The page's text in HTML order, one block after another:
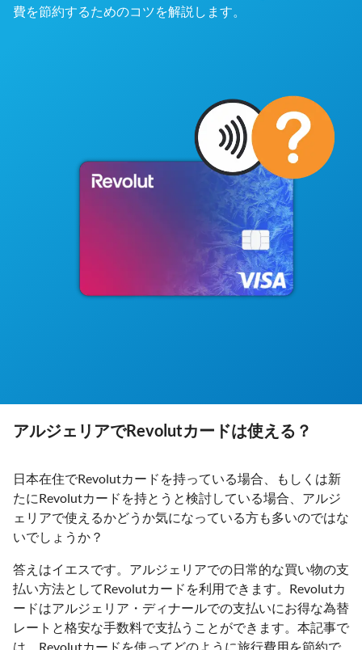
費を節約するためのコツを解説します。
アルジェリアでRevolutカードは使える？
日本在住でRevolutカードを持っている場合、もしくは新
たにRevolutカードを持とうと検討している場合、アルジ
ェリアで使えるかどうか気になっている方も多いのではな
いでしょうか？
答えはイエスです。アルジェリアでの日常的な買い物の支
払い方法としてRevolutカードを利用できます。Revolutカ
ードはアルジェリア・ディナールでの支払いにお得な為替
レートと格安な手数料で支払うことができます。本記事で
は、Revolutカードを使ってどのように旅行費用を節約で